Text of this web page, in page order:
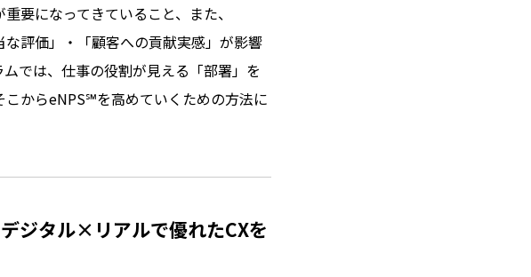
要になってきていること、また、
評価」・「顧客への貢献実感」が影響
では、仕事の役割が見える「部署」を
からeNPS℠を高めていくための方法に
ジタル×リアルで優れたCXを